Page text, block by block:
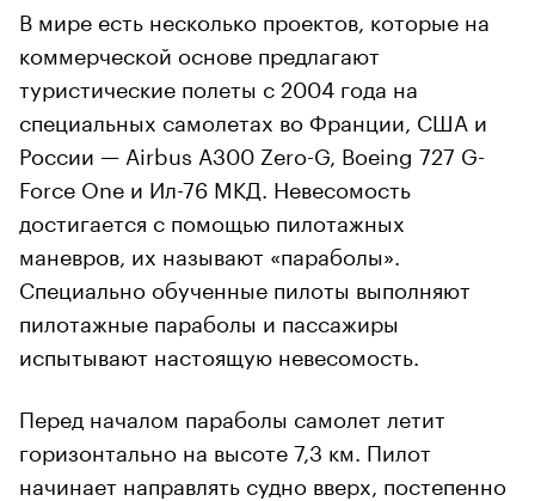
В мире есть несколько проектов, которые на
коммерческой основе предлагают
туристические полеты с 2004 года на
специальных самолетах во Франции, США и
России — Airbus A300 Zero-G, Boeing 727 G-
Force One и Ил-76 MKД. Невесомость
достигается с помощью пилотажных
маневров, их называют «параболы».
Специально обученные пилоты выполняют
пилотажные параболы и пассажиры
испытывают настоящую невесомость.
Перед началом параболы самолет летит
горизонтально на высоте 7,3 км. Пилот
начинает направлять судно вверх, постепенно